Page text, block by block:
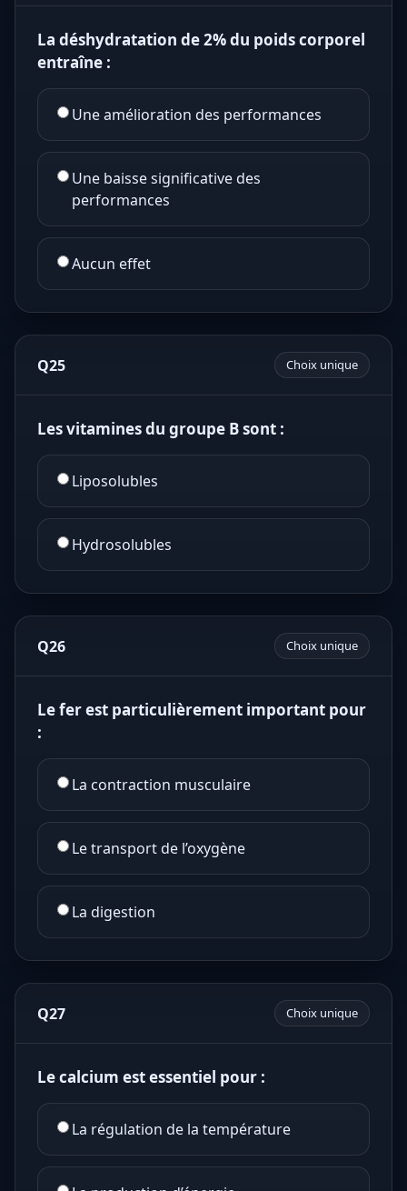
La déshydratation de 2% du poids corporel
entraîne :
Une amélioration des performances
Une baisse significative des
performances
Aucun effet
Q25 Choix unique
Les vitamines du groupe B sont :
Liposolubles
Hydrosolubles
Q26 Choix unique
Le fer est particulièrement important pour
:
La contraction musculaire
Le transport de l’oxygène
La digestion
Q27 Choix unique
Le calcium est essentiel pour :
La régulation de la température